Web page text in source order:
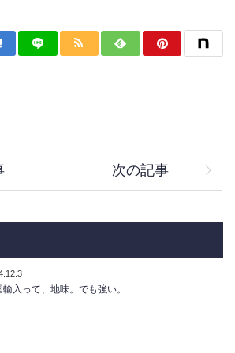
次の記事
輸入って、地味。でも強い。